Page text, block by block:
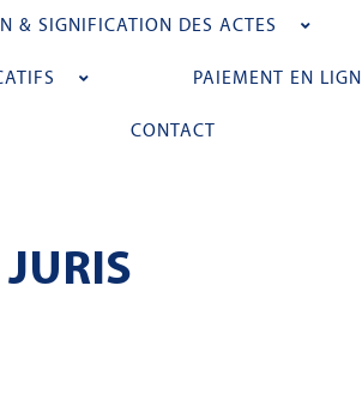
& SIGNIFICATION DES ACTES
PAIEMENT EN
CONTACT